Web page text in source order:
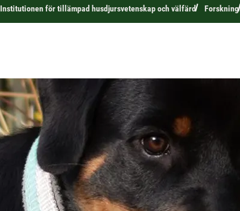
Institutionen för tillämpad husdjursvetenskap och välfärd Forskning